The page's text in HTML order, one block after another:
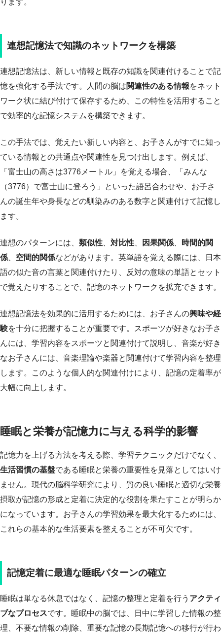
連想記憶法で知識のネットワークを構築
連想記憶法は、新しい情報と既存の知識を関連付けることで記
憶を強化する手法です。人間の脳は関連性のある情報をネット
ワーク状に結び付けて保存するため、この特性を活用すること
で効率的な記憶システムを構築できます。
この手法では、覚えたい新しい内容と、お子さんがすでに知っ
ている情報との共通点や関連性を見つけ出します。例えば、
「富士山の高さは3776メートル」を覚える場合、「みんな
（3776）で富士山に登ろう」といった語呂合わせや、お子さ
んの誕生年や身長などの馴染みのある数字と関連付けて記憶し
ます。
連想のパターンには、 類似性 対比性 因果関係
時間的関
係
空間的関係などがあります。英単語を覚える際には、日本
語の似た音の言葉と関連付けたり、反対の意味の単語とセット
で覚えたりすることで、記憶のネットワークを拡充できます。
連想記憶法を効果的に活用するためには、お子さんの興味や経
験を十分に把握することが重要です。スポーツが好きなお子さ
んには、学習内容をスポーツと関連付けて説明し、音楽が好き
なお子さんには、音楽理論や楽器と関連付けて学習内容を整理
します。このような個人的な関連付けにより、記憶の定着率が
大幅に向上します。
睡眠と栄養が記憶力に与える科学的影響
記憶力を上げる方法を考える際、学習テクニックだけでなく、
生活習慣の基盤である睡眠と栄養の重要性を見落としてはいけ
ません。現代の脳科学研究により、質の良い睡眠と適切な栄養
摂取が記憶の形成と定着に決定的な役割を果たすことが明らか
になっています。お子さんの学習効果を最大化するためには、
これらの基本的な生活要素を整えることが不可欠です。
記憶定着に最適な睡眠パターンの確立
睡眠は単なる休息ではなく、記憶の整理と定着を行う アクティ
ブなプロセスです。睡眠中の脳では、日中に学習した情報の整
理、不要な情報の削除、重要な記憶の長期記憶への移行が行わ